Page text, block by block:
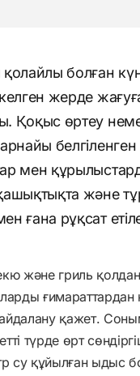
болған
жерде
Қоқыс өртеу
мен
және
ғана рұқсат
және гриль
ғимараттардан
қажет.
түрде өрт
су құйылған ыдыс